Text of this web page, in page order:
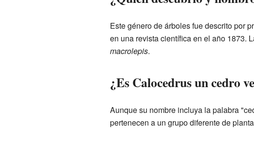
Este género de árboles fue descrito por
en una revista científica en el año 1873.
macrolepis.
¿Es Calocedrus un cedro
Aunque su nombre incluya la palabra
pertenecen a un grupo diferente de